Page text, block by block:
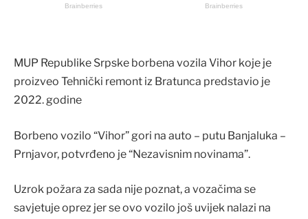
MUP Republike Srpske borbena vozila Vihor koje je
proizveo Tehnički remont iz Bratunca predstavio je
2022. godine
Borbeno vozilo “Vihor” gori na auto – putu Banjaluka –
Prnjavor, potvrđeno je “Nezavisnim novinama”.
Uzrok požara za sada nije poznat, a vozačima se
savjetuje oprez jer se ovo vozilo još uvijek nalazi na